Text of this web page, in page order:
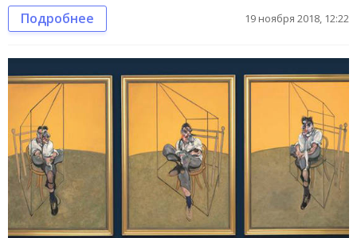
Подробнее 19 ноября 2018, 12:22